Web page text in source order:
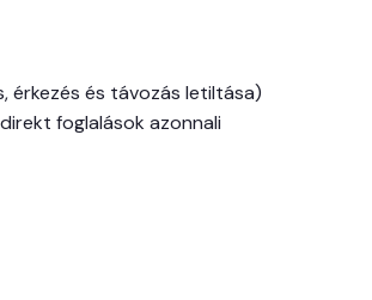
érkezés és távozás letiltása)
foglalások azonnali